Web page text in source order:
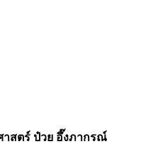
สตร์ ป๋วย อึ๊งภากรณ์